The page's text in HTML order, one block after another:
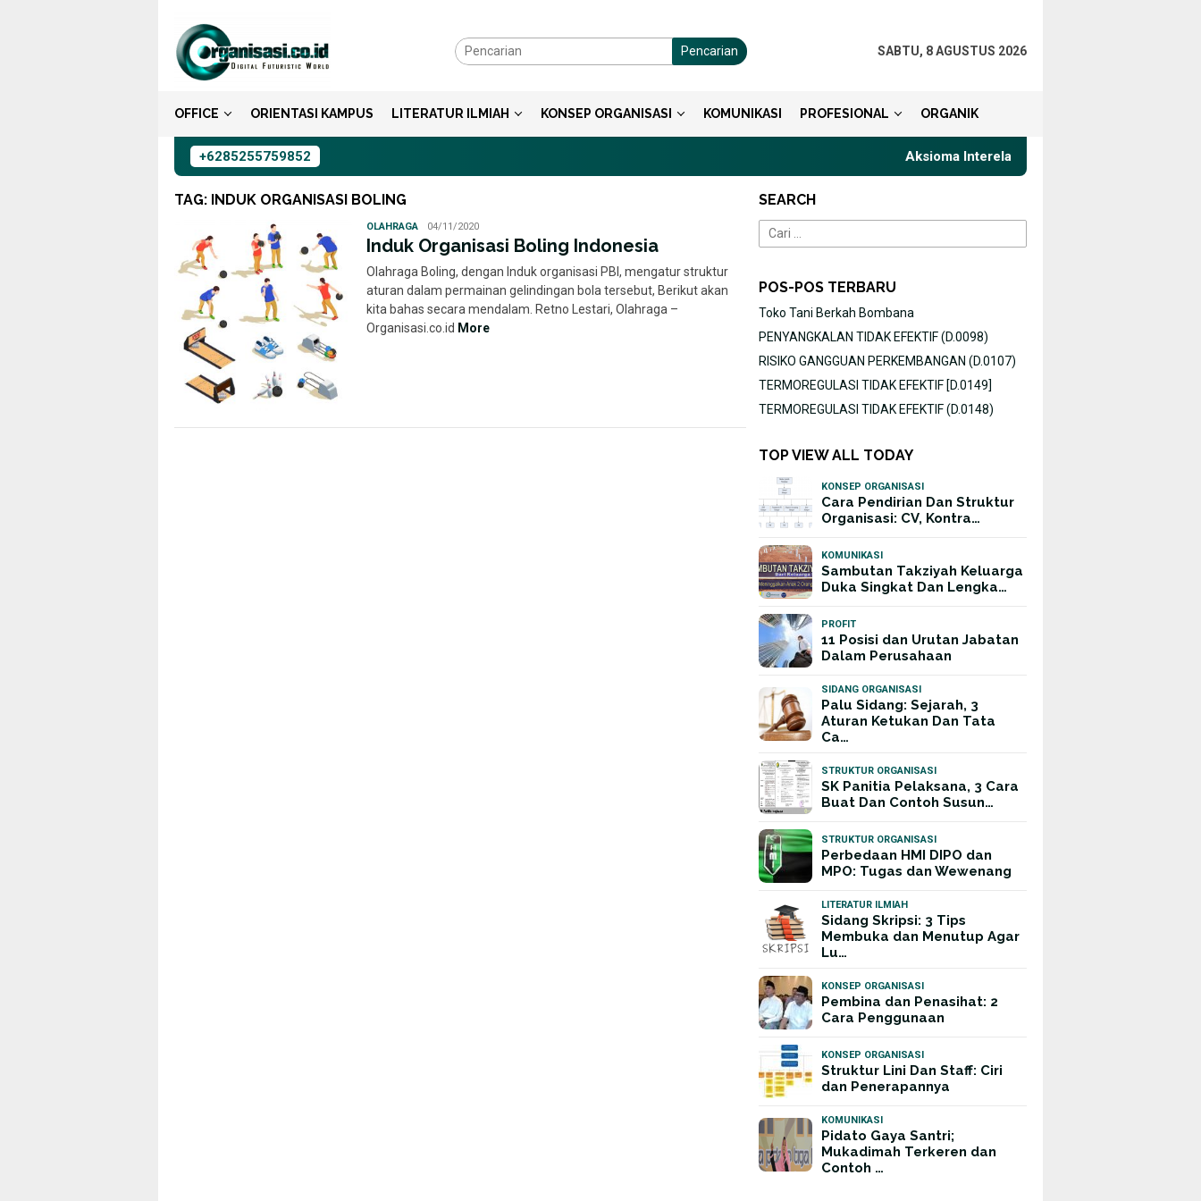
konten
Pencarian SABTU, 8 AGUSTUS 2026
OFFICE ORIENTASI KAMPUS LITERATUR ILMIAH KONSEP ORGANISASI KOMUNIKASI PROFESIONAL ORGANIK
+6285255759852 Aksioma Interelasi, Belajar Privat Gaya
TAG: INDUK ORGANISASI BOLING
OLAHRAGAStatuto
Disposita
04/11/2020
Induk Organisasi Boling Indonesia
Olahraga Boling, dengan Induk organisasi PBI, mengatur struktur
aturan dalam permainan gelindingan bola tersebut, Berikut akan
kita bahas secara mendalam. Retno Lestari, Olahraga –
Organisasi.co.id More
SEARCH
Cari
untuk:
POS-POS TERBARU
Toko Tani Berkah Bombana
PENYANGKALAN TIDAK EFEKTIF (D.0098)
RISIKO GANGGUAN PERKEMBANGAN (D.0107)
TERMOREGULASI TIDAK EFEKTIF [D.0149]
TERMOREGULASI TIDAK EFEKTIF (D.0148)
TOP VIEW ALL TODAY
KONSEP ORGANISASI
Cara Pendirian Dan Struktur
Organisasi: CV, Kontra…
KOMUNIKASI
Sambutan Takziyah Keluarga
Duka Singkat Dan Lengka…
PROFIT
11 Posisi dan Urutan Jabatan
Dalam Perusahaan
SIDANG ORGANISASI
Palu Sidang: Sejarah, 3
Aturan Ketukan Dan Tata
Ca…
STRUKTUR ORGANISASI
SK Panitia Pelaksana, 3 Cara
Buat Dan Contoh Susun…
STRUKTUR ORGANISASI
Perbedaan HMI DIPO dan
MPO: Tugas dan Wewenang
LITERATUR ILMIAH
Sidang Skripsi: 3 Tips
Membuka dan Menutup Agar
Lu…
KONSEP ORGANISASI
Pembina dan Penasihat: 2
Cara Penggunaan
KONSEP ORGANISASI
Struktur Lini Dan Staff: Ciri
dan Penerapannya
KOMUNIKASI
Pidato Gaya Santri;
Mukadimah Terkeren dan
Contoh …